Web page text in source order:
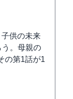
供の未来
う。母親の
の第1話が1